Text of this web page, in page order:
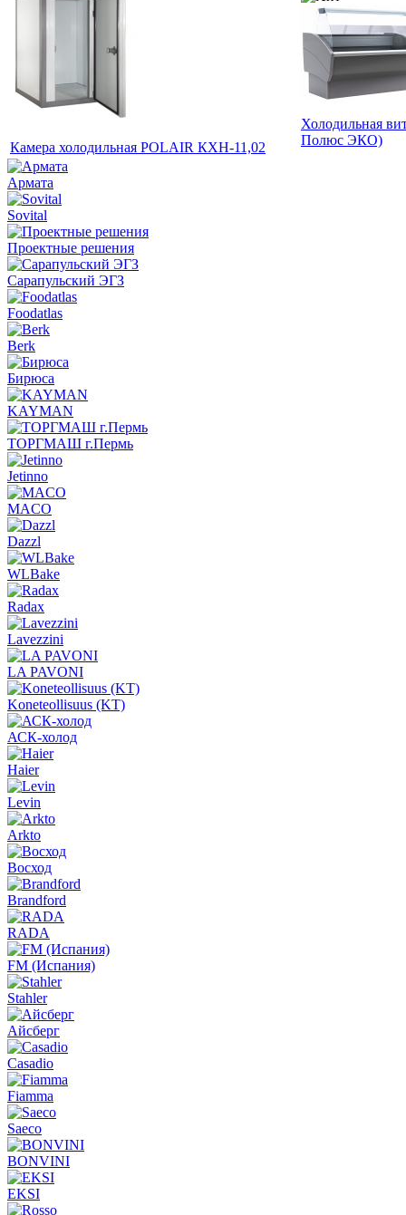
Камера холодильная POLAIR КХН-11,02
Холодильная
Полюс ЭКО)
Армата
Sovital
Проектные решения
Сарапульский ЭГЗ
Foodatlas
Berk
Бирюса
KAYMAN
ТОРГМАШ г.Пермь
Jetinno
MACO
Dazzl
WLBake
Radax
Lavezzini
LA PAVONI
Koneteollisuus (KT)
АСК-холод
Haier
Levin
Arkto
Восход
Brandford
RADA
FM (Испания)
Stahler
Айсберг
Casadio
Fiamma
Saeco
BONVINI
EKSI